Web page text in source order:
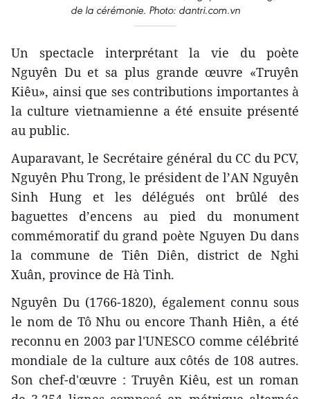
de la cérémonie. Photo: dantri.com.vn
Un spectacle interprétant la vie du poète
Nguyên Du et sa plus grande œuvre «Truyên
Kiêu», ainsi que ses contributions importantes à
la culture vietnamienne a été ensuite présenté
au public.
Auparavant, le Secrétaire général du CC du PCV,
Nguyên Phu Trong, le président de l’AN Nguyên
Sinh Hung et les délégués ont brûlé des
baguettes d’encens au pied du monument
commémoratif du grand poète Nguyen Du dans
la commune de Tiên Diên, district de Nghi
Xuân, province de Hà Tinh.
Nguyên Du (1766-1820), également connu sous
le nom de Tô Nhu ou encore Thanh Hiên, a été
reconnu en 2003 par l'UNESCO comme célébrité
mondiale de la culture ​aux côtés de 108 autres.
Son chef-d'œuvre : Truyên Kiêu, est un roman